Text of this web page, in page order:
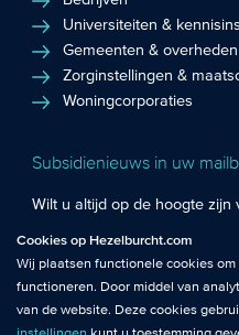
Universiteiten &
Gemeenten & overheden
Zorginstellingen &
Woningcorporaties
Subsidienieuws in uw
Wilt u altijd op de hoogte zijn
voor de Hezelburcht
Inschrijven nieuwsbrief
noodzakelijk om de website
Analytische cookies
: Met
de website. Zo krijgen wij
Cookies op Hezelburcht.com
Wij plaatsen functionele cookies
functioneren. Door middel van
van de website. Deze cookies